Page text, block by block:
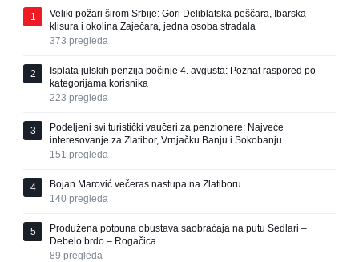
1
Veliki požari širom Srbije: Gori Deliblatska peščara, Ibarska
klisura i okolina Zaječara, jedna osoba stradala
373 pregleda
2
Isplata julskih penzija počinje 4. avgusta: Poznat raspored po
kategorijama korisnika
223 pregleda
3
Podeljeni svi turistički vaučeri za penzionere: Najveće
interesovanje za Zlatibor, Vrnjačku Banju i Sokobanju
151 pregleda
4
Bojan Marović večeras nastupa na Zlatiboru
140 pregleda
5
Produžena potpuna obustava saobraćaja na putu Sedlari –
Debelo brdo – Rogačica
89 pregleda